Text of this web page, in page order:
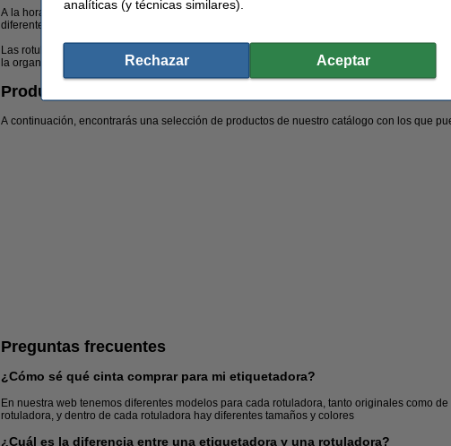
A la hora de comprar una rotuladora tienes que tener claro el uso que le vas a dar para
diferentes categorías como las rotuladoras portátiles, las rotuladoras de sobremesa o las
Las rotuladoras portátiles son las más comunes. Gracias a su uso sencillo y a su diseño
la organización de tu hogar o de tu oficina en cualquier lugar.
Productos interesantes para ti
A continuación, encontrarás una selección de productos de nuestro catálogo con los que
Preguntas frecuentes
¿Cómo sé qué cinta comprar para mi etiquetadora?
En nuestra web tenemos diferentes modelos para cada rotuladora, tanto originales como
rotuladora, y dentro de cada rotuladora hay diferentes tamaños y colores
¿Cuál es la diferencia entre una etiquetadora y una rotuladora?
analíticas (y técnicas similares).
Rechazar Aceptar